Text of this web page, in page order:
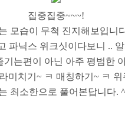
집중집중~~~!
모습이 무척 진지해보입니
파닉스 위크싯이다보니 ..
기는편이 아닌 아주 평범한
미치기~ ㅋ 매칭하기~ ㅋ 위
최소한으로 풀어본답니다.